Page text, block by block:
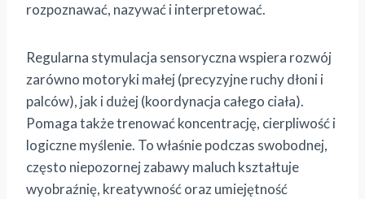
rozpoznawać, nazywać i interpretować.
Regularna stymulacja sensoryczna wspiera rozwój
zarówno motoryki małej (precyzyjne ruchy dłoni i
palców), jak i dużej (koordynacja całego ciała).
Pomaga także trenować koncentrację, cierpliwość i
logiczne myślenie. To właśnie podczas swobodnej,
często niepozornej zabawy maluch kształtuje
wyobraźnię, kreatywność oraz umiejętność